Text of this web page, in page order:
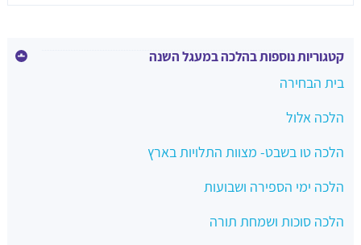
קטגוריות נוספות בהלכה במעגל השנה
בית הבחירה
הלכה אלול
הלכה טו בשבט- מצוות התלויות בארץ
הלכה ימי הספירה ושבועות
הלכה סוכות ושמחת תורה